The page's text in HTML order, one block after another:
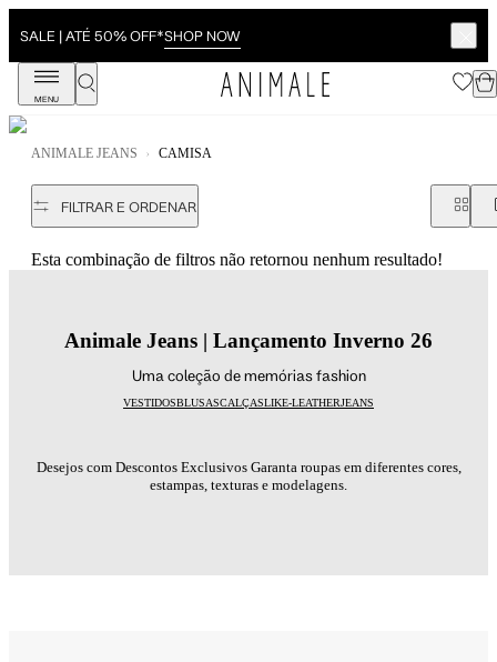
SALE | ATÉ 50% OFF*SHOP NOW
MENU
ANIMALE JEANS CAMISA
FILTRAR E ORDENAR
Esta combinação de filtros não retornou nenhum resultado!
Animale Jeans | Lançamento Inverno 26
Uma coleção de memórias fashion
VESTIDOSBLUSASCALÇASLIKE-LEATHERJEANS
Desejos com Descontos Exclusivos Garanta roupas em diferentes cores,
estampas, texturas e modelagens.